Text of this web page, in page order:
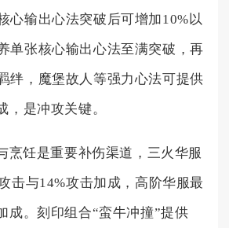
心输出心法突破后可增加10%以
单张核心输出心法至满突破，再
绊，魔堡故人等强力心法可提供
，是冲攻关键。
烹饪是重要补伤渠道，三火华服
击与14%攻击加成，高阶华服最
成。刻印组合“蛮牛冲撞”提供